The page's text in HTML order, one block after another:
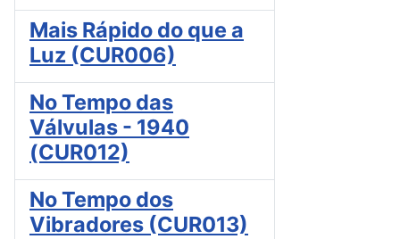
Mais Rápido do que a
Luz (CUR006)
No Tempo das
Válvulas - 1940
(CUR012)
No Tempo dos
Vibradores (CUR013)